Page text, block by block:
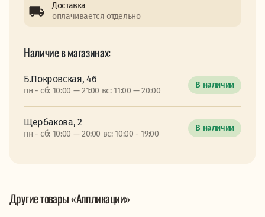
Доставка
оплачивается отдельно
Наличие в магазинах:
Б.Покровская, 46
пн - сб: 10:00 — 21:00 вс: 11:00 — 20:00
В наличии
Щербакова, 2
пн - сб: 10:00 — 20:00 вс: 10:00 - 19:00
В наличии
Другие товары «Аппликации»